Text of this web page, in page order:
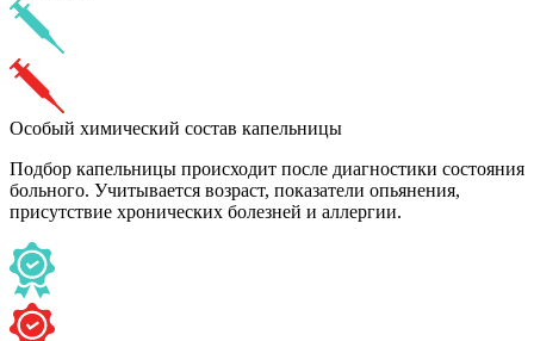
Особый химический состав капельницы
Подбор капельницы происходит после диагностики состояния
больного. Учитывается возраст, показатели опьянения,
присутствие хронических болезней и аллергии.